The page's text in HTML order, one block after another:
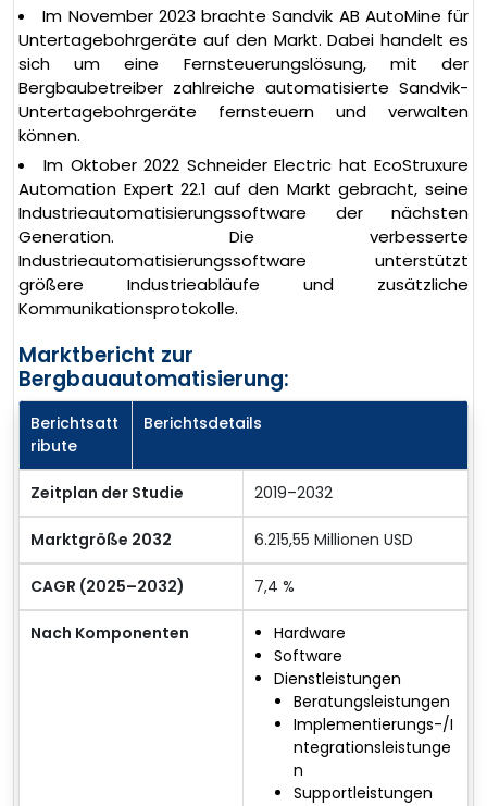
Im November 2023 brachte Sandvik AB AutoMine für
Untertagebohrgeräte auf den Markt. Dabei handelt es
sich um eine Fernsteuerungslösung, mit der
Bergbaubetreiber zahlreiche automatisierte Sandvik-
Untertagebohrgeräte fernsteuern und verwalten
können.
Im Oktober 2022 Schneider Electric hat EcoStruxure
Automation Expert 22.1 auf den Markt gebracht, seine
Industrieautomatisierungssoftware der nächsten
Generation. Die verbesserte
Industrieautomatisierungssoftware unterstützt
größere Industrieabläufe und zusätzliche
Kommunikationsprotokolle.
Marktbericht zur
Bergbauautomatisierung:
Berichtsatt
ribute
Berichtsdetails
Zeitplan der Studie 2019–2032
Marktgröße 2032 6.215,55 Millionen USD
CAGR (2025–2032) 7,4 %
Nach Komponenten
Hardware
Software
Dienstleistungen
Beratungsleistungen
Implementierungs-/I
ntegrationsleistunge
n
Supportleistungen